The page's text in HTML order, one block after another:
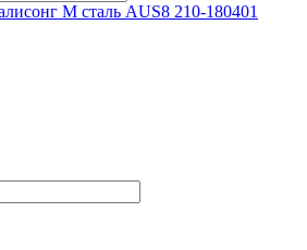
М сталь AUS8 210-180401